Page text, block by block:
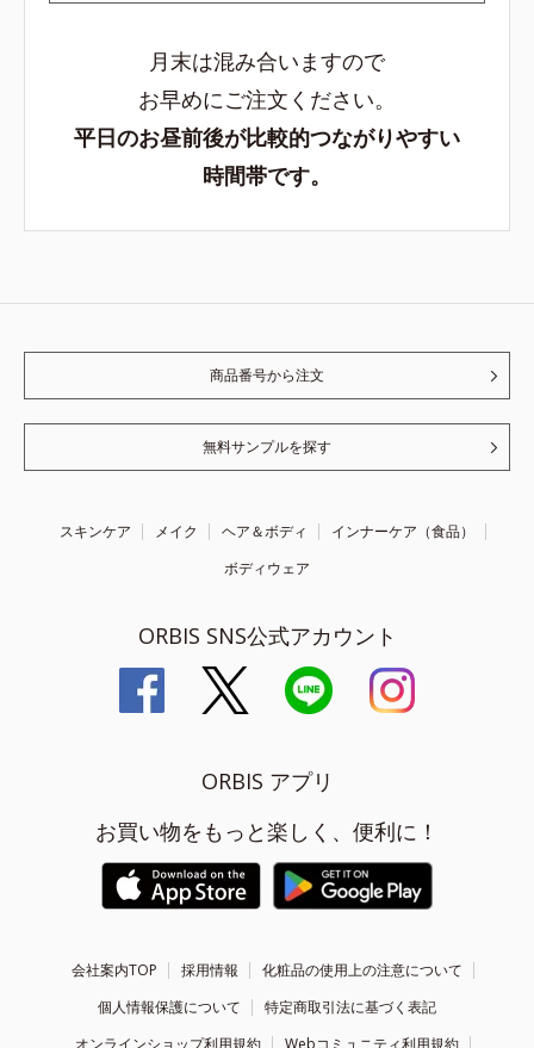
月末は混み合いますので
お早めにご注文ください。
平日のお昼前後が比較的つながりやすい
時間帯です。
商品番号から注文
無料サンプルを探す
スキンケア メイク ヘア＆ボディ
インナーケア（食品）
ボディウェア
ORBIS SNS公式アカウント
ORBIS アプリ
お買い物をもっと楽しく、便利に！
会社案内TOP 採用情報
化粧品の使用上の注意について
個人情報保護について
特定商取引法に基づく表記